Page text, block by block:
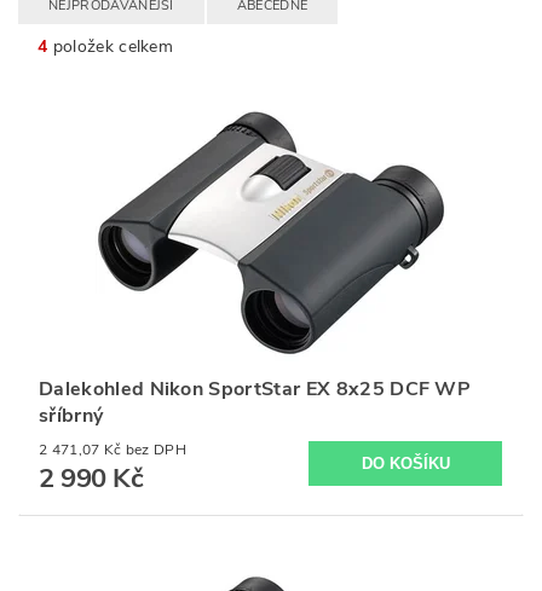
NEJPRODÁVANĚJŠÍ ABECEDNĚ
4 položek celkem
Dalekohled Nikon SportStar EX 8x25 DCF WP
sříbrný
2 471,07 Kč bez DPH
2 990 Kč